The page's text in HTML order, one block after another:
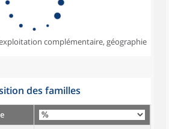
exploitation complémentaire, géographie
des familles